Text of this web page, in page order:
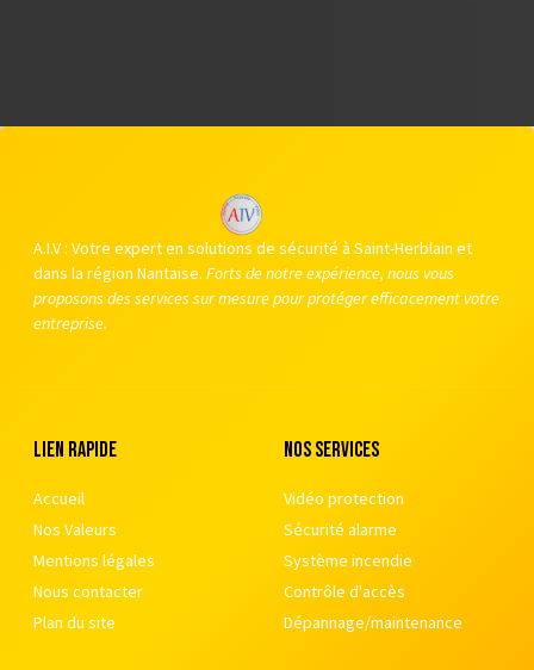
A.I.V : Votre expert en solutions de sécurité à Saint-Herblain et
dans la région Nantaise. Forts de notre expérience, nous vous
proposons des services sur mesure pour protéger efficacement votre
entreprise.
Lien rapide
Accueil
Nos Valeurs
Mentions légales
Nous contacter
Plan du site
nos services
Vidéo protection
Sécurité alarme
Système incendie
Contrôle d'accès
Dépannage/maintenance